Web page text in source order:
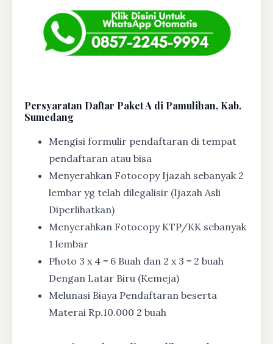
Persyaratan Daftar Paket A di Pamulihan, Kab.
Sumedang
Mengisi formulir pendaftaran di tempat
pendaftaran atau bisa
Menyerahkan Fotocopy Ijazah sebanyak 2
lembar yg telah dilegalisir (Ijazah Asli
Diperlihatkan)
Menyerahkan Fotocopy KTP/KK sebanyak
1 lembar
Photo 3 x 4 = 6 Buah dan 2 x 3 = 2 buah
Dengan Latar Biru (Kemeja)
Melunasi Biaya Pendaftaran beserta
Materai Rp.10.000 2 buah